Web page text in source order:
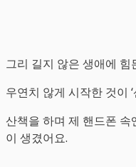
그리 길지 않은 생애에 힘
우연치 않게 시작한 것이 ‘
산책을 하며 제 핸드폰 속
이 생겼어요.